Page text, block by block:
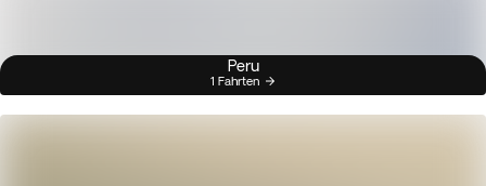
Peru
1 Fahrten